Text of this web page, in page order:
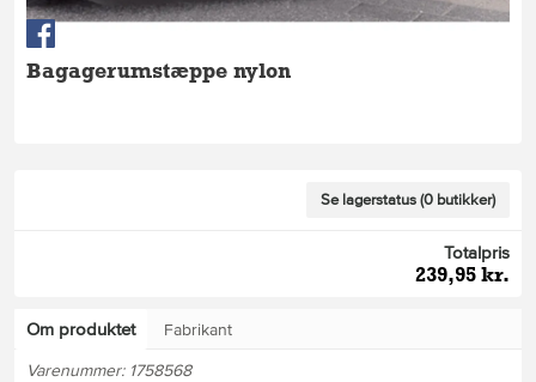
Bagagerumstæppe nylon
Se lagerstatus (0 butikker)
Totalpris
239,95 kr.
Om produktet
Fabrikant
Varenummer: 1758568